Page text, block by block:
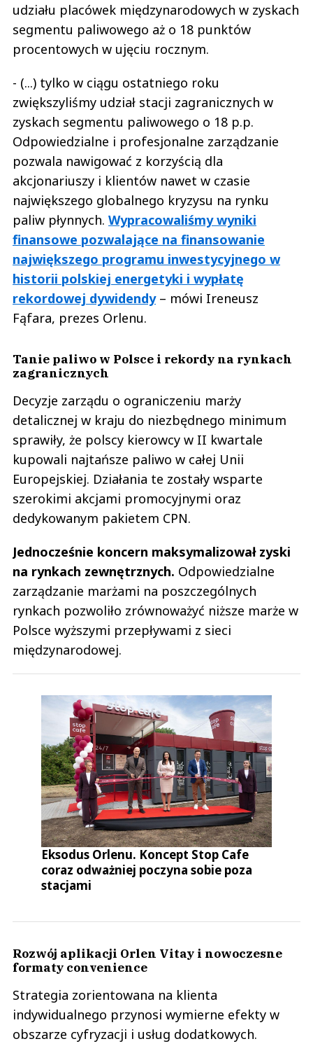
udziału placówek międzynarodowych w zyskach
segmentu paliwowego aż o 18 punktów
procentowych w ujęciu rocznym.
- (...) tylko w ciągu ostatniego roku
zwiększyliśmy udział stacji zagranicznych w
zyskach segmentu paliwowego o 18 p.p.
Odpowiedzialne i profesjonalne zarządzanie
pozwala nawigować z korzyścią dla
akcjonariuszy i klientów nawet w czasie
największego globalnego kryzysu na rynku
paliw płynnych. Wypracowaliśmy wyniki
finansowe pozwalające na finansowanie
największego programu inwestycyjnego w
historii polskiej energetyki i wypłatę
rekordowej dywidendy– mówi Ireneusz
Fąfara, prezes Orlenu.
Tanie paliwo w Polsce i rekordy na rynkach
zagranicznych
Decyzje zarządu o ograniczeniu marży
detalicznej w kraju do niezbędnego minimum
sprawiły, że polscy kierowcy w II kwartale
kupowali najtańsze paliwo w całej Unii
Europejskiej. Działania te zostały wsparte
szerokimi akcjami promocyjnymi oraz
dedykowanym pakietem CPN.
Jednocześnie koncern maksymalizował zyski
na rynkach zewnętrznych. Odpowiedzialne
zarządzanie marżami na poszczególnych
rynkach pozwoliło zrównoważyć niższe marże w
Polsce wyższymi przepływami z sieci
międzynarodowej.
Eksodus Orlenu. Koncept Stop Cafe
coraz odważniej poczyna sobie poza
stacjami
Rozwój aplikacji Orlen Vitay i nowoczesne
formaty convenience
Strategia zorientowana na klienta
indywidualnego przynosi wymierne efekty w
obszarze cyfryzacji i usług dodatkowych.